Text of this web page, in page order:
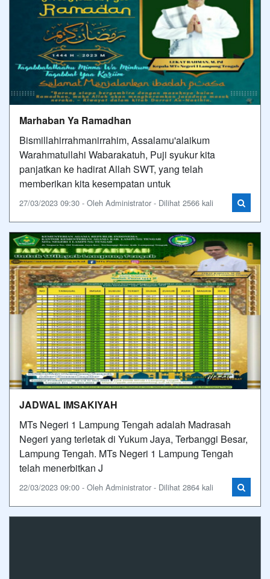
Marhaban Ya Ramadhan
Bismillahirrahmanirrahim, Assalamu'alaikum
Warahmatullahi Wabarakatuh, Puji syukur kita
panjatkan ke hadirat Allah SWT, yang telah
memberikan kita kesempatan untuk
27/03/2023 09:30 - Oleh Administrator - Dilihat 2566 kali
JADWAL IMSAKIYAH
MTs Negeri 1 Lampung Tengah adalah Madrasah
Negeri yang terletak di Yukum Jaya, Terbanggi Besar,
Lampung Tengah. MTs Negeri 1 Lampung Tengah
telah menerbitkan J
22/03/2023 09:00 - Oleh Administrator - Dilihat 2864 kali